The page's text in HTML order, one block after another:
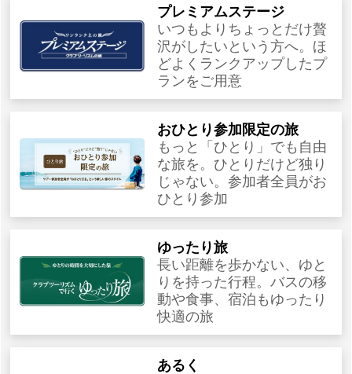
プレミアムステージ
いつもよりちょっとだけ贅
沢がしたいという方へ。ほ
どよくランクアップしたプ
ランをご用意
おひとり参加限定の旅
もっと「ひとり」でも自由
な旅を。ひとりだけど独り
じゃない。参加者全員がお
ひとり参加
ゆったり旅
長い距離を歩かない、ゆと
りを持った行程。バスの移
動や食事、宿泊もゆったり
快適の旅
あるく